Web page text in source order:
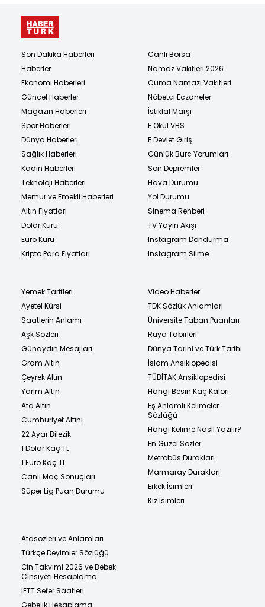
Son Dakika Haberleri
Haberler
Ekonomi Haberleri
Güncel Haberler
Magazin Haberleri
Spor Haberleri
Dünya Haberleri
Sağlık Haberleri
Kadın Haberleri
Teknoloji Haberleri
Memur ve Emekli Haberleri
Altın Fiyatları
Dolar Kuru
Euro Kuru
Kripto Para Fiyatları
Canlı Borsa
Namaz Vakitleri 2026
Cuma Namazı Vakitleri
Nöbetçi Eczaneler
İstiklal Marşı
E Okul VBS
E Devlet Giriş
Günlük Burç Yorumları
Son Depremler
Hava Durumu
Yol Durumu
Sinema Rehberi
TV Yayın Akışı
Instagram Dondurma
Instagram Silme
Yemek Tarifleri
Ayetel Kürsi
Saatlerin Anlamı
Aşk Sözleri
Günaydın Mesajları
Gram Altın
Çeyrek Altın
Yarım Altın
Ata Altın
Cumhuriyet Altını
22 Ayar Bilezik
1 Dolar Kaç TL
1 Euro Kaç TL
Canlı Maç Sonuçları
Süper Lig Puan Durumu
Video Haberler
TDK Sözlük Anlamları
Üniversite Taban Puanları
Rüya Tabirleri
Dünya Tarihi ve Türk Tarihi
İslam Ansiklopedisi
TÜBİTAK Ansiklopedisi
Hangi Besin Kaç Kalori
Eş Anlamlı Kelimeler
Sözlüğü
Hangi Kelime Nasıl Yazılır?
En Güzel Sözler
Metrobüs Durakları
Marmaray Durakları
Erkek İsimleri
Kız İsimleri
Atasözleri ve Anlamları
Türkçe Deyimler Sözlüğü
Çin Takvimi 2026 ve Bebek
Cinsiyeti Hesaplama
İETT Sefer Saatleri
Gebelik Hesaplama